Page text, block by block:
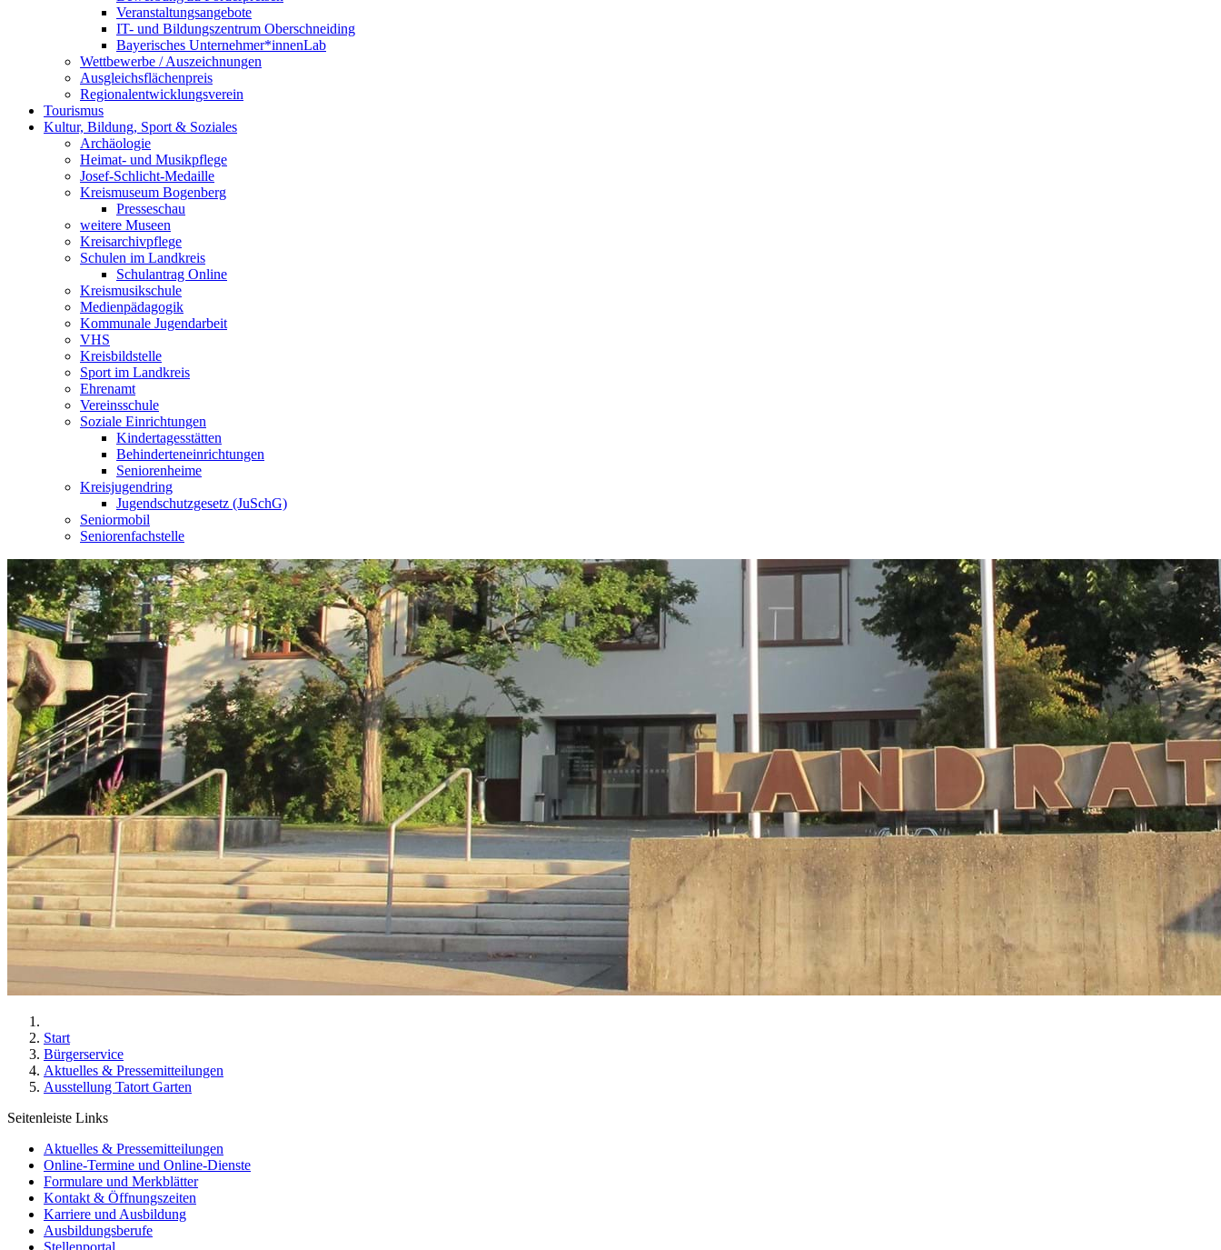
Veranstaltungsangebote
IT- und Bildungszentrum Oberschneiding
Bayerisches Unternehmer*innenLab
Wettbewerbe / Auszeichnungen
Ausgleichsflächenpreis
Regionalentwicklungsverein
Tourismus
Kultur, Bildung, Sport & Soziales
Archäologie
Heimat- und Musikpflege
Josef-Schlicht-Medaille
Kreismuseum Bogenberg
Presseschau
weitere Museen
Kreisarchivpflege
Schulen im Landkreis
Schulantrag Online
Kreismusikschule
Medienpädagogik
Kommunale Jugendarbeit
VHS
Kreisbildstelle
Sport im Landkreis
Ehrenamt
Vereinsschule
Soziale Einrichtungen
Kindertagesstätten
Behinderteneinrichtungen
Seniorenheime
Kreisjugendring
Jugendschutzgesetz (JuSchG)
Seniormobil
Seniorenfachstelle
Start
Bürgerservice
Aktuelles & Pressemitteilungen
Ausstellung Tatort Garten
Seitenleiste Links
Aktuelles & Pressemitteilungen
Online-Termine und Online-Dienste
Formulare und Merkblätter
Kontakt & Öffnungszeiten
Karriere und Ausbildung
Ausbildungsberufe
Stellenportal